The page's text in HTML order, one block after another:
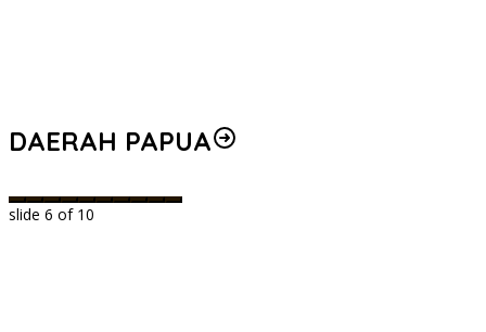
DAERAH PAPUA
slide 6 of 10